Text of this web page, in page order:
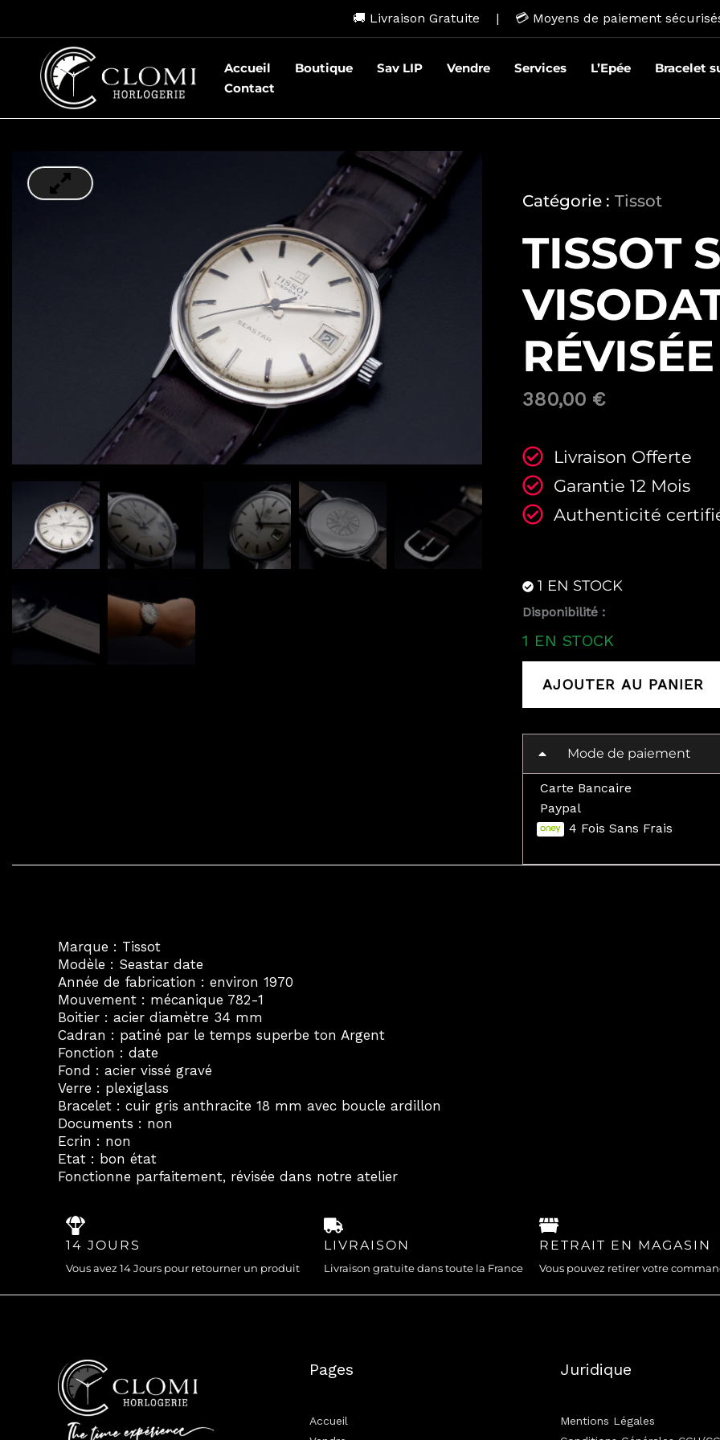
contenu
🚚 Livraison Gratuite | 💳 Moyens de paiement
Accueil Boutique Sav LIP Vendre Services L’Epée
Bracelet
Contact
Catégorie : Tissot
TISSOT
RÉVISÉE
380,00 €
Livraison Offerte
Garantie 12 Mois
Authenticité
1 EN STOCK
Disponibilité :
1 EN STOCK
quantité
Tissot
Visodate
Révisée
AJOUTER AU PANIER
Mode de paiement
Carte Bancaire
Paypal
4 Fois Sans Frais
Marque : Tissot
Modèle : Seastar date
Année de fabrication : environ 1970
Mouvement : mécanique 782-1
Boitier : acier diamètre 34 mm
Cadran : patiné par le temps superbe ton Argent
Fonction : date
Fond : acier vissé gravé
Verre : plexiglass
Bracelet : cuir gris anthracite 18 mm avec boucle ardillon
Documents : non
Ecrin : non
Etat : bon état
Fonctionne parfaitement, révisée dans notre atelier
14 JOURS
Vous avez 14 Jours pour retourner un produit
LIVRAISON
Livraison gratuite dans toute la France
RETRAIT EN MAGASIN
Vous pouvez retirer votre
Pages
Accueil
Juridique
Mentions Légales